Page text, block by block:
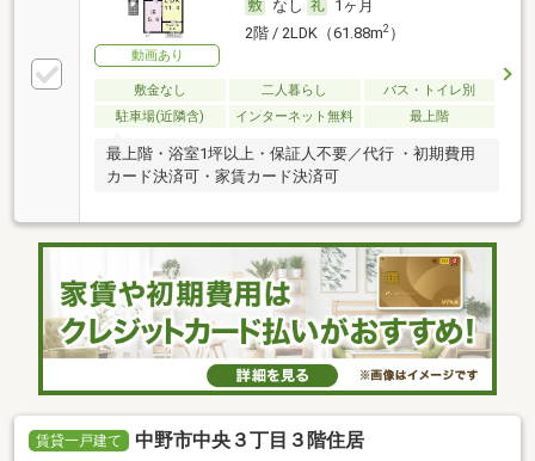
動画あり
なし
1ヶ月
2階 / 2LDK（61.88m2）
敷金なし 二人暮らし
バス・トイレ別
駐車場(近隣含)
インターネット無料 最上階
最上階・浴室1坪以上・保証人不要／代行 ・初期費用
カード決済可・家賃カード決済可
賃貸一戸建て 中野市中央３丁目３階住居